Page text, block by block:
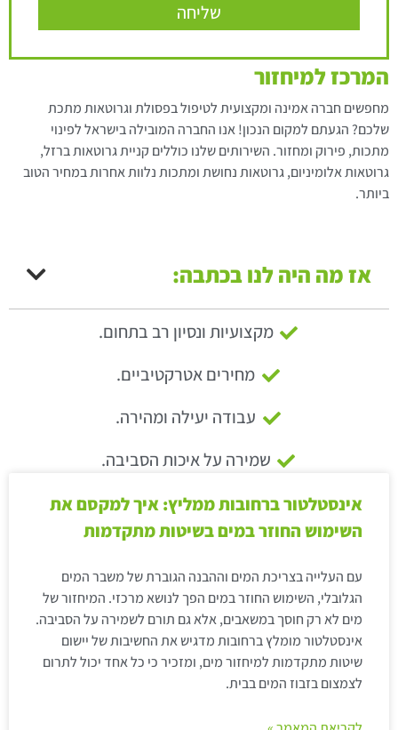
שליחה
המרכז למיחזור
מחפשים חברה אמינה ומקצועית לטיפול בפסולת וגרוטאות מתכת
שלכם? הגעתם למקום הנכון! אנו החברה המובילה בישראל לפינוי
מתכות, פירוק ומחזור. השירותים שלנו כוללים קניית גרוטאות ברזל,
גרוטאות אלומיניום, גרוטאות נחושת ומתכות נלוות אחרות במחיר הטוב
ביותר.
אז מה היה לנו בכתבה:
מקצועיות ונסיון רב בתחום.
מחירים אטרקטיביים.
עבודה יעילה ומהירה.
שמירה על איכות הסביבה.
אינסטלטור ברחובות ממליץ: איך למקסם את
השימוש החוזר במים בשיטות מתקדמות
עם העלייה בצריכת המים וההבנה הגוברת של משבר המים
הגלובלי, השימוש החוזר במים הפך לנושא מרכזי. המיחזור של
מים לא רק חוסך במשאבים, אלא גם תורם לשמירה על הסביבה.
אינסטלטור מומלץ ברחובות מדגיש את החשיבות של יישום
שיטות מתקדמות למיחזור מים, ומזכיר כי כל אחד יכול לתרום
לצמצום בזבוז המים בבית.